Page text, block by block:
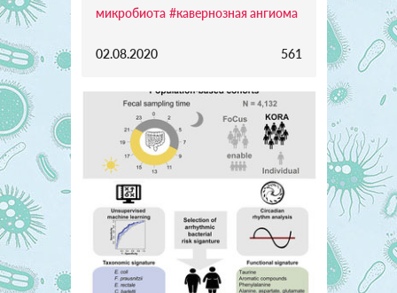
микробиота #кавернозная ангиома
02.08.2020 561